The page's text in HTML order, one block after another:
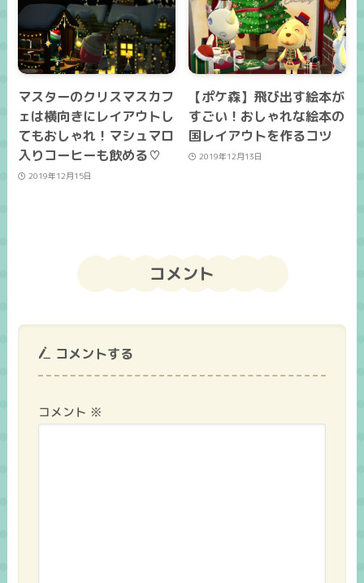
マスターのクリスマスカフ
ェは横向きにレイアウトし
てもおしゃれ！マシュマロ
入りコーヒーも飲める♡
2019年12月15日
【ポケ森】飛び出す絵本が
すごい！おしゃれな絵本の
国レイアウトを作るコツ
2019年12月13日
コメント
コメントする
コメント ※